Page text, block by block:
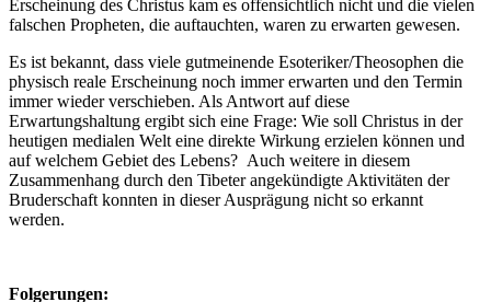
Erscheinung des Christus kam es offensichtlich nicht und die vielen
falschen Propheten, die auftauchten, waren zu erwarten gewesen.
Es ist bekannt, dass viele gutmeinende Esoteriker/Theosophen die
physisch reale Erscheinung noch immer erwarten und den Termin
immer wieder verschieben. Als Antwort auf diese
Erwartungshaltung ergibt sich eine Frage: Wie soll Christus in der
heutigen medialen Welt eine direkte Wirkung erzielen können und
auf welchem Gebiet des Lebens? Auch weitere in diesem
Zusammenhang durch den Tibeter angekündigte Aktivitäten der
Bruderschaft konnten in dieser Ausprägung nicht so erkannt
werden.
Folgerungen: